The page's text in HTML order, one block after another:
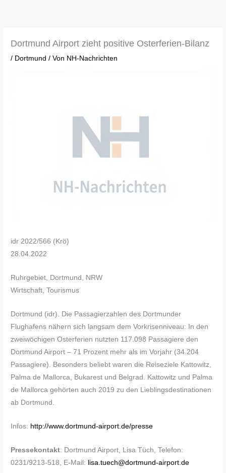
Dortmund Airport zieht positive Osterferien-Bilanz
/ Dortmund / Von NH-Nachrichten
idr 2022/566 (Krö)
28.04.2022
Ruhrgebiet, Dortmund, NRW
Wirtschaft, Tourismus
Dortmund (idr). Die Passagierzahlen des Dortmunder
Flughafens nähern sich langsam dem Vorkrisenniveau: In den
zweiwöchigen Osterferien nutzten 117.098 Passagiere den
Dortmund Airport – 71 Prozent mehr als im Vorjahr (34.204
Passagiere). Besonders beliebt waren die Reiseziele Kattowitz,
Palma de Mallorca, Bukarest und Belgrad. Kattowitz und Palma
de Mallorca gehörten auch 2019 zu den Lieblingsdestinationen
ab Dortmund.
Infos: http://www.dortmund-airport.de/presse
Pressekontakt: Dortmund Airport, Lisa Tüch, Telefon:
0231/9213-518, E-Mail: lisa.tuech@dortmund-airport.de